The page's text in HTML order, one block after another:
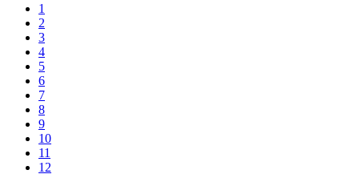
1
2
3
4
5
6
7
8
9
10
11
12